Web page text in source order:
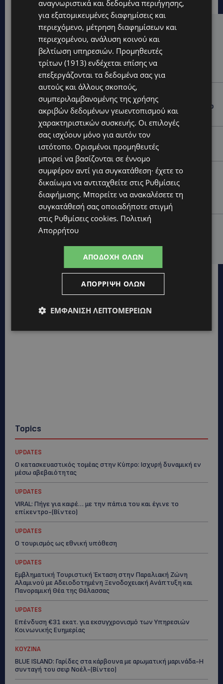
Hot this week
UPDATES
Ο κατασκευαστικός τομέας στην Κύπρο: Ισχυρή
δυναμική εν μέσω αβεβαιότητας
VIRAL: Πήγε για καφέ… με την πάπια του και έγινε το
επίκεντρο-(Βίντεο)
UPDATES
Ο τουρισμός ως εθνική υπόθεση
UPDATES
Εμβληματική Τουριστική Έκταση στην Παραλιακή
Ζώνη Αλαμινού με Αδειοδοτημένη Ξενοδοχειακή
Ανάπτυξη και Πανοραμική Θέα της Θάλασσας
UPDATES
Επένδυση €31 εκατ. για εκσυγχρονισμό των
Υπηρεσιών Κοινωνικής Ευημερίας
Topics
UPDATES
Ο κατασκευαστικός τομέας στην Κύπρο: Ισχυρή δυναμική εν
μέσω αβεβαιότητας
UPDATES
VIRAL: Πήγε για καφέ… με την πάπια του και έγινε το
επίκεντρο-(Βίντεο)
UPDATES
Ο τουρισμός ως εθνική υπόθεση
UPDATES
Εμβληματική Τουριστική Έκταση στην Παραλιακή Ζώνη
Αλαμινού με Αδειοδοτημένη Ξενοδοχειακή Ανάπτυξη και
Πανοραμική Θέα της Θάλασσας
UPDATES
Επένδυση €31 εκατ. για εκσυγχρονισμό των Υπηρεσιών
Κοινωνικής Ευημερίας
ΚΟΥΖΙΝΑ
BLUE ISLAND: Γαρίδες στα κάρβουνα με αρωματική μαρινάδα-Η
συνταγή του σεφ Νοέλ-(Βίντεο)
αναγνωριστικά και δεδομένα περιήγησης,
για εξατομικευμένες διαφημίσεις και
περιεχόμενο, μέτρηση διαφημίσεων και
περιεχομένου, ανάλυση κοινού και
βελτίωση υπηρεσιών. Προμηθευτές
τρίτων (1913) ενδέχεται επίσης να
επεξεργάζονται τα δεδομένα σας για
αυτούς και άλλους σκοπούς,
συμπεριλαμβανομένης της χρήσης
ακριβών δεδομένων γεωεντοπισμού και
χαρακτηριστικών συσκευής. Οι επιλογές
σας ισχύουν μόνο για αυτόν τον
ιστότοπο. Ορισμένοι προμηθευτές
μπορεί να βασίζονται σε έννομο
συμφέρον αντί για συγκατάθεση· έχετε το
δικαίωμα να αντιταχθείτε στις Ρυθμίσεις
διαφήμισης. Μπορείτε να ανακαλέσετε τη
συγκατάθεσή σας οποιαδήποτε στιγμή
στις Ρυθμίσεις cookies. Πολιτική
Απορρήτου
ΑΠΟΔΟΧΉ ΌΛΩΝ
ΑΠΌΡΡΙΨΗ ΌΛΩΝ
ΕΜΦΆΝΙΣΗ ΛΕΠΤΟΜΕΡΕΙΏΝ